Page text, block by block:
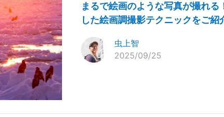
まるで絵画のような写真が撮れる
した絵画調撮影テクニックをご紹
虫上智
2025/09/25